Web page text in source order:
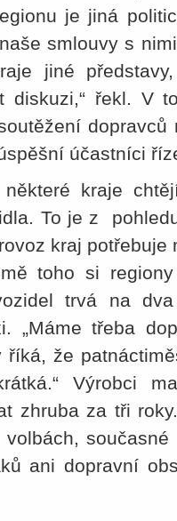
je jiná
smlouvy s
jiné
diskuzi,“ řekl. V
účastníci
kraje
To je z
kraj
toho si
trvá na
„Máme třeba
říká, že
Výrobci
zhruba za tři
volbách,
ani dopravní